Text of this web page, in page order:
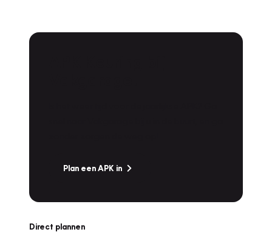
Plan een APK in
Direct plannen